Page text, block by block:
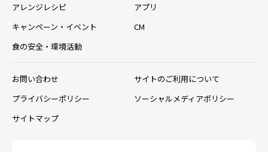
アレンジレシピ
アプリ
キャンペーン・イベント
CM
食の安全・環境活動
お問い合わせ
サイトのご利用について
プライバシーポリシー
ソーシャルメディアポリシー
サイトマップ